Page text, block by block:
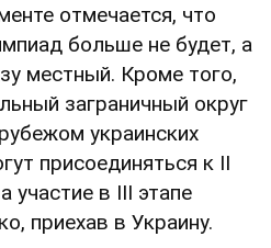
отмечается, что
больше не будет, а
местный. Кроме того,
заграничный округ
украинских
присоединяться к ІІ
в ІІІ этапе
приехав в Украину.